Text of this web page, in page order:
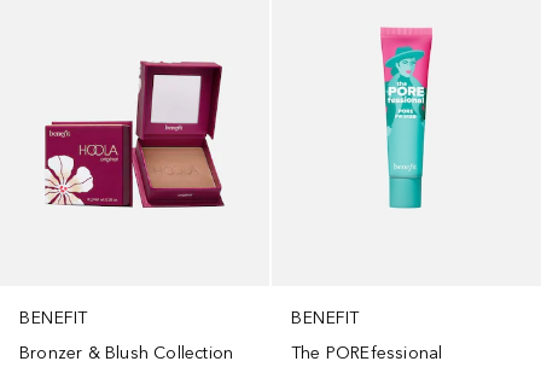
BENEFIT
Bronzer & Blush Collection
BENEFIT
The POREfessional